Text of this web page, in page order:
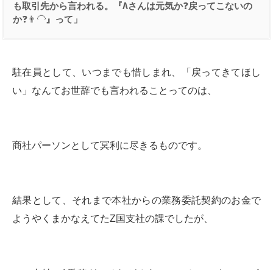
も取引先から言われる。『Aさんは元気か❓戻ってこないの
か❓👨‍🦲』って」
駐在員として、いつまでも惜しまれ、「戻ってきてほし
い」なんてお世辞でも言われることってのは、
商社パーソンとして冥利に尽きるものです。
結果として、それまで本社からの業務委託契約のお金で
ようやくまかなえてたZ国支社の課でしたが、